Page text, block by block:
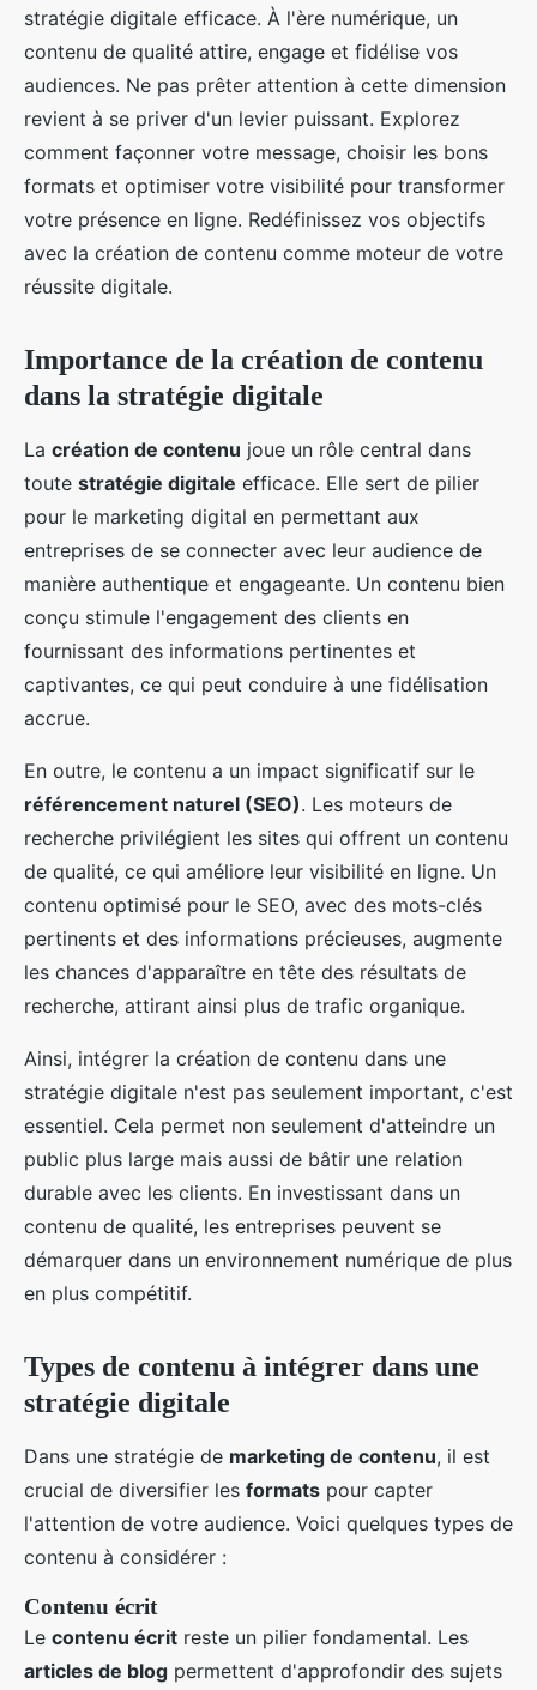
stratégie digitale efficace. À l'ère numérique, un
contenu de qualité attire, engage et fidélise vos
audiences. Ne pas prêter attention à cette dimension
revient à se priver d'un levier puissant. Explorez
comment façonner votre message, choisir les bons
formats et optimiser votre visibilité pour transformer
votre présence en ligne. Redéfinissez vos objectifs
avec la création de contenu comme moteur de votre
réussite digitale.
Importance de la création de contenu
dans la stratégie digitale
La création de contenu joue un rôle central dans
toute stratégie digitale efficace. Elle sert de pilier
pour le marketing digital en permettant aux
entreprises de se connecter avec leur audience de
manière authentique et engageante. Un contenu bien
conçu stimule l'engagement des clients en
fournissant des informations pertinentes et
captivantes, ce qui peut conduire à une fidélisation
accrue.
En outre, le contenu a un impact significatif sur le
référencement naturel (SEO). Les moteurs de
recherche privilégient les sites qui offrent un contenu
de qualité, ce qui améliore leur visibilité en ligne. Un
contenu optimisé pour le SEO, avec des mots-clés
pertinents et des informations précieuses, augmente
les chances d'apparaître en tête des résultats de
recherche, attirant ainsi plus de trafic organique.
Ainsi, intégrer la création de contenu dans une
stratégie digitale n'est pas seulement important, c'est
essentiel. Cela permet non seulement d'atteindre un
public plus large mais aussi de bâtir une relation
durable avec les clients. En investissant dans un
contenu de qualité, les entreprises peuvent se
démarquer dans un environnement numérique de plus
en plus compétitif.
Types de contenu à intégrer dans une
stratégie digitale
Dans une stratégie de marketing de contenu, il est
crucial de diversifier les formats pour capter
l'attention de votre audience. Voici quelques types de
contenu à considérer :
Contenu écrit
Le contenu écrit reste un pilier fondamental. Les
articles de blog permettent d'approfondir des sujets